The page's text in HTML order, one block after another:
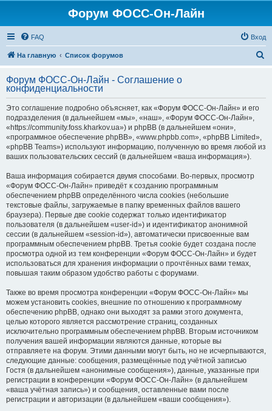
Форум ФОСС-Он-Лайн
FAQ Вход
На главную Список форумов
с
Форум ФОСС-Он-Лайн - Соглашение о
конфиденциальности
Это соглашение подробно объясняет, как «Форум ФОСС-Он-Лайн» и его
подразделения (в дальнейшем «мы», «наш», «Форум ФОСС-Он-Лайн»,
«https://community.foss.kharkov.ua») и phpBB (в дальнейшем «они»,
«программное обеспечение phpBB», «www.phpbb.com», «phpBB Limited»,
«phpBB Teams») используют информацию, полученную во время любой из
ваших пользовательских сессий (в дальнейшем «ваша информация»).
Ваша информация собирается двумя способами. Во-первых, просмотр
«Форум ФОСС-Он-Лайн» приведёт к созданию программным
обеспечением phpBB определённого числа cookies (небольшие
текстовые файлы, загружаемые в папку временных файлов вашего
браузера). Первые две cookie содержат только идентификатор
пользователя (в дальнейшем «user-id») и идентификатор анонимной
сессии (в дальнейшем «session-id»), автоматически присвоенные вам
программным обеспечением phpBB. Третья cookie будет создана после
просмотра одной из тем конференции «Форум ФОСС-Он-Лайн» и будет
использоваться для хранения информации о прочтённых вами темах,
повышая таким образом удобство работы с форумами.
Также во время просмотра конференции «Форум ФОСС-Он-Лайн» мы
можем установить cookies, внешние по отношению к программному
обеспечению phpBB, однако они выходят за рамки этого документа,
целью которого является рассмотрение страниц, созданных
исключительно программным обеспечением phpBB. Вторым источником
получения вашей информации являются данные, которые вы
отправляете на форум. Этими данными могут быть, но не исчерпываются,
следующие данные: сообщения, размещённые под учётной записью
Гостя (в дальнейшем «анонимные сообщения»), данные, указанные при
регистрации в конференции «Форум ФОСС-Он-Лайн» (в дальнейшем
«ваша учётная запись») и сообщения, оставленные вами после
регистрации и авторизации (в дальнейшем «ваши сообщения»).